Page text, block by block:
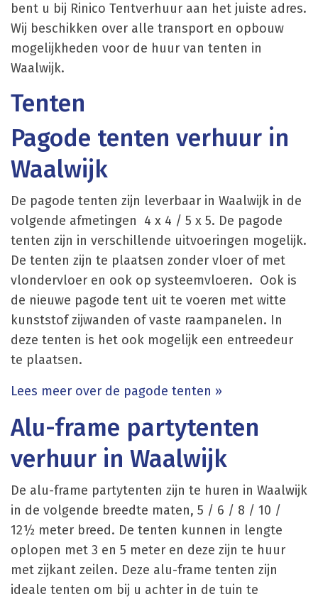
bent u bij Rinico Tentverhuur aan het juiste adres.
Wij beschikken over alle transport en opbouw
mogelijkheden voor de huur van tenten in
Waalwijk.
Tenten
Pagode tenten verhuur in
Waalwijk
De pagode tenten zijn leverbaar in Waalwijk in de
volgende afmetingen 4 x 4 / 5 x 5. De pagode
tenten zijn in verschillende uitvoeringen mogelijk.
De tenten zijn te plaatsen zonder vloer of met
vlondervloer en ook op systeemvloeren. Ook is
de nieuwe pagode tent uit te voeren met witte
kunststof zijwanden of vaste raampanelen. In
deze tenten is het ook mogelijk een entreedeur
te plaatsen.
Lees meer over de pagode tenten »
Alu-frame partytenten
verhuur in Waalwijk
De alu-frame partytenten zijn te huren in Waalwijk
in de volgende breedte maten, 5 / 6 / 8 / 10 /
12½ meter breed. De tenten kunnen in lengte
oplopen met 3 en 5 meter en deze zijn te huur
met zijkant zeilen. Deze alu-frame tenten zijn
ideale tenten om bij u achter in de tuin te